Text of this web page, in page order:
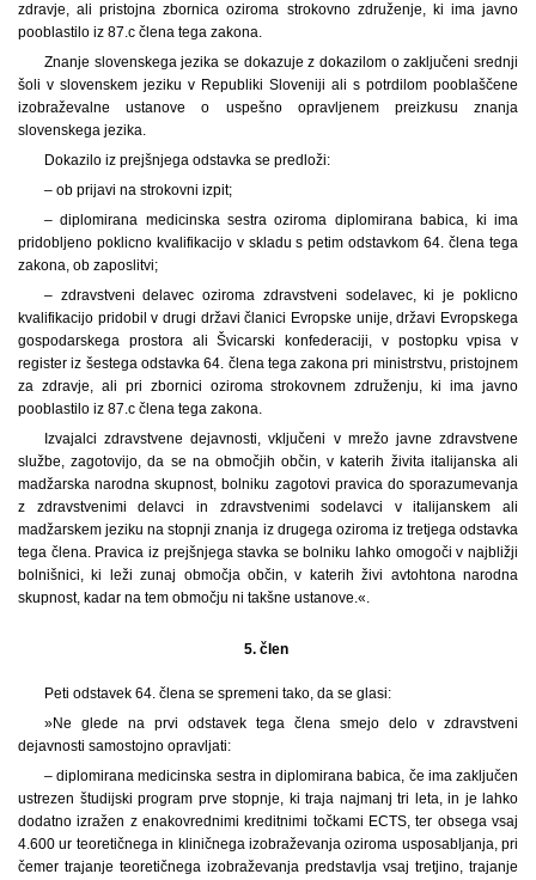
zdravje, ali pristojna zbornica oziroma strokovno združenje, ki ima javno
pooblastilo iz 87.c člena tega zakona.
Znanje slovenskega jezika se dokazuje z dokazilom o zaključeni srednji
šoli v slovenskem jeziku v Republiki Sloveniji ali s potrdilom pooblaščene
izobraževalne ustanove o uspešno opravljenem preizkusu znanja
slovenskega jezika.
Dokazilo iz prejšnjega odstavka se predloži:
– ob prijavi na strokovni izpit;
– diplomirana medicinska sestra oziroma diplomirana babica, ki ima
pridobljeno poklicno kvalifikacijo v skladu s petim odstavkom 64. člena tega
zakona, ob zaposlitvi;
– zdravstveni delavec oziroma zdravstveni sodelavec, ki je poklicno
kvalifikacijo pridobil v drugi državi članici Evropske unije, državi Evropskega
gospodarskega prostora ali Švicarski konfederaciji, v postopku vpisa v
register iz šestega odstavka 64. člena tega zakona pri ministrstvu, pristojnem
za zdravje, ali pri zbornici oziroma strokovnem združenju, ki ima javno
pooblastilo iz 87.c člena tega zakona.
Izvajalci zdravstvene dejavnosti, vključeni v mrežo javne zdravstvene
službe, zagotovijo, da se na območjih občin, v katerih živita italijanska ali
madžarska narodna skupnost, bolniku zagotovi pravica do sporazumevanja
z zdravstvenimi delavci in zdravstvenimi sodelavci v italijanskem ali
madžarskem jeziku na stopnji znanja iz drugega oziroma iz tretjega odstavka
tega člena. Pravica iz prejšnjega stavka se bolniku lahko omogoči v najbližji
bolnišnici, ki leži zunaj območja občin, v katerih živi avtohtona narodna
skupnost, kadar na tem območju ni takšne ustanove.«.
5. člen
Peti odstavek 64. člena se spremeni tako, da se glasi:
»Ne glede na prvi odstavek tega člena smejo delo v zdravstveni
dejavnosti samostojno opravljati:
– diplomirana medicinska sestra in diplomirana babica, če ima zaključen
ustrezen študijski program prve stopnje, ki traja najmanj tri leta, in je lahko
dodatno izražen z enakovrednimi kreditnimi točkami ECTS, ter obsega vsaj
4.600 ur teoretičnega in kliničnega izobraževanja oziroma usposabljanja, pri
čemer trajanje teoretičnega izobraževanja predstavlja vsaj tretjino, trajanje